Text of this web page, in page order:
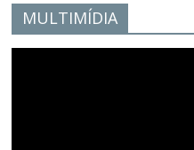
MULTIMÍDIA